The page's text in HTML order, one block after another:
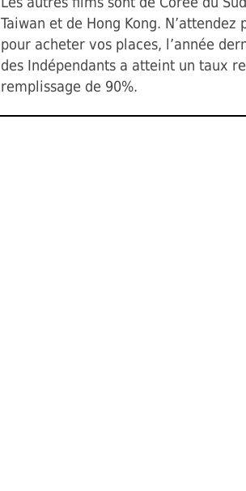
Taiwan et de Hong Kong. N’attendez
pour acheter vos places, l’année
des Indépendants a atteint un taux
remplissage de 90%.